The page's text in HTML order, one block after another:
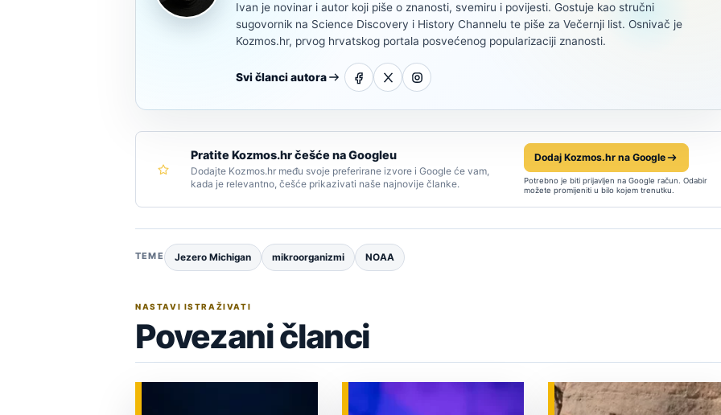
Ivan je novinar i autor koji piše o znanosti, svemiru i povijesti. Gostuje kao stručni
sugovornik na Science Discovery i History Channelu te piše za Večernji list. Osnivač je
Kozmos.hr, prvog hrvatskog portala posvećenog popularizaciji znanosti.
Svi članci autora
Pratite Kozmos.hr češće na Googleu
Dodajte Kozmos.hr među svoje preferirane izvore i Google će vam,
kada je relevantno, češće prikazivati naše najnovije članke.
Dodaj Kozmos.hr na Google
Potrebno je biti prijavljen na Google račun. Odabir
možete promijeniti u bilo kojem trenutku.
TEME Jezero Michigan mikroorganizmi NOAA
NASTAVI ISTRAŽIVATI
Povezani članci